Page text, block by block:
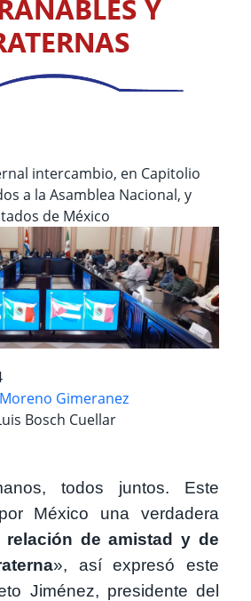
Y
intercambio, en Capitolio
a la Asamblea Nacional, y
de México
Gimeranez
Bosch Cuellar
todos juntos. Este
México una verdadera
relación de amistad y de
», así expresó este
Jiménez, presidente del